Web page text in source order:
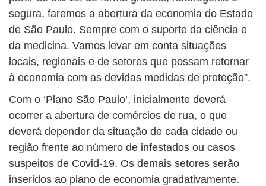
segura, faremos a abertura da economia do Estado
de São Paulo. Sempre com o suporte da ciência e
da medicina. Vamos levar em conta situações
locais, regionais e de setores que possam retornar
à economia com as devidas medidas de proteção”.
Com o ‘Plano São Paulo’, inicialmente deverá
ocorrer a abertura de comércios de rua, o que
deverá depender da situação de cada cidade ou
região frente ao número de infestados ou casos
suspeitos de Covid-19. Os demais setores serão
inseridos ao plano de economia gradativamente.